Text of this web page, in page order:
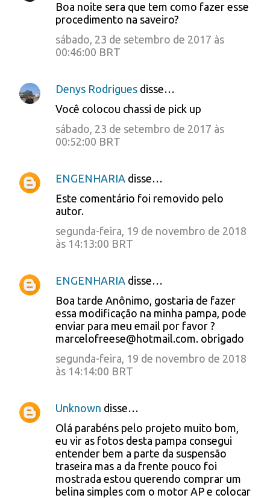
Boa noite sera que tem como fazer esse
procedimento na saveiro?
sábado, 23 de setembro de 2017 às
00:46:00 BRT
Denys Rodrigues disse…
Você colocou chassi de pick up
sábado, 23 de setembro de 2017 às
00:52:00 BRT
ENGENHARIA disse…
Este comentário foi removido pelo
autor.
segunda-feira, 19 de novembro de 2018
às 14:13:00 BRT
ENGENHARIA disse…
Boa tarde Anônimo, gostaria de fazer
essa modificação na minha pampa, pode
enviar para meu email por favor ?
marcelofreese@hotmail.com. obrigado
segunda-feira, 19 de novembro de 2018
às 14:14:00 BRT
Unknown disse…
Olá parabéns pelo projeto muito bom,
eu vir as fotos desta pampa consegui
entender bem a parte da suspensão
traseira mas a da frente pouco foi
mostrada estou querendo comprar um
belina simples com o motor AP e colocar